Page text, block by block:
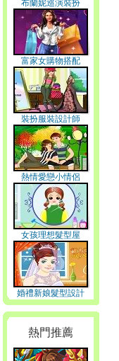
布蘭妮巡演裝扮
富家女購物搭配
裝扮服裝設計師
熱情愛戀小情侶
女孩理想髮型屋
婚禮新娘髮型設計
熱門推薦